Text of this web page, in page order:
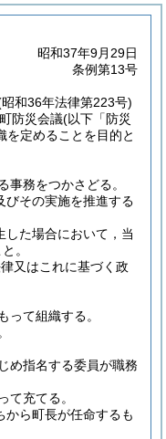
昭和37年9月29日
条例第13号
和36年法律第223号)
防災会議(以下「防災
を定めることを目的と
事務をつかさどる。
びその実施を推進する
した場合において，当
。
又はこれに基づく政
って組織する。
め指名する委員が職務
て充てる。
から町長が任命するも